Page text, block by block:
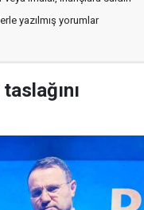
yazılmış yorumlar